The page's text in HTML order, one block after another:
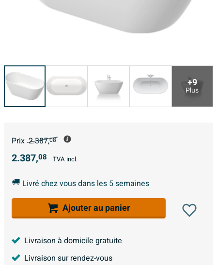
+9
Plus
Prix 2.387,08
2.387,08 TVA incl.
Livré chez vous dans les 5 semaines
Ajouter au panier
Livraison à domicile gratuite
Livraison sur rendez-vous